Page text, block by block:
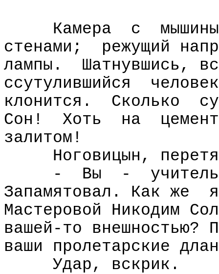
Камера с
стенами;
режущий
лампы.
Шатнувшись,
ссутулившийся
клонится.
Сколько
Сон!
Хоть на
залитом!
Ноговицын,
-
Вы -
Запамятовал. Как же
я
Мастеровой Никодим
вашей-то внешностью?
ваши пролетарские
Удар, вскрик.